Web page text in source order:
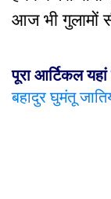
आज भी गुलामों
पूरा आर्टिकल
बहादुर घुमंतू